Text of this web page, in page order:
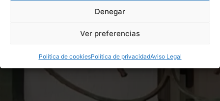
Denegar
Ver preferencias
Política de cookiesPolítica de privacidadAviso Legal